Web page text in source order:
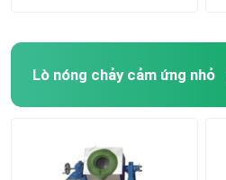
Lò nóng chảy cảm ứng nhỏ